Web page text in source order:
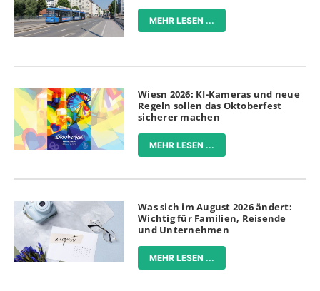
MEHR LESEN ...
Wiesn 2026: KI-Kameras und neue
Regeln sollen das Oktoberfest
sicherer machen
MEHR LESEN ...
Was sich im August 2026 ändert:
Wichtig für Familien, Reisende
und Unternehmen
MEHR LESEN ...